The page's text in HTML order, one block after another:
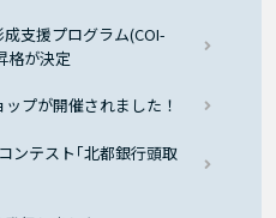
成支援プログラム(COI-
格が決定
プが開催されました！
ンテスト｢北都銀行頭取